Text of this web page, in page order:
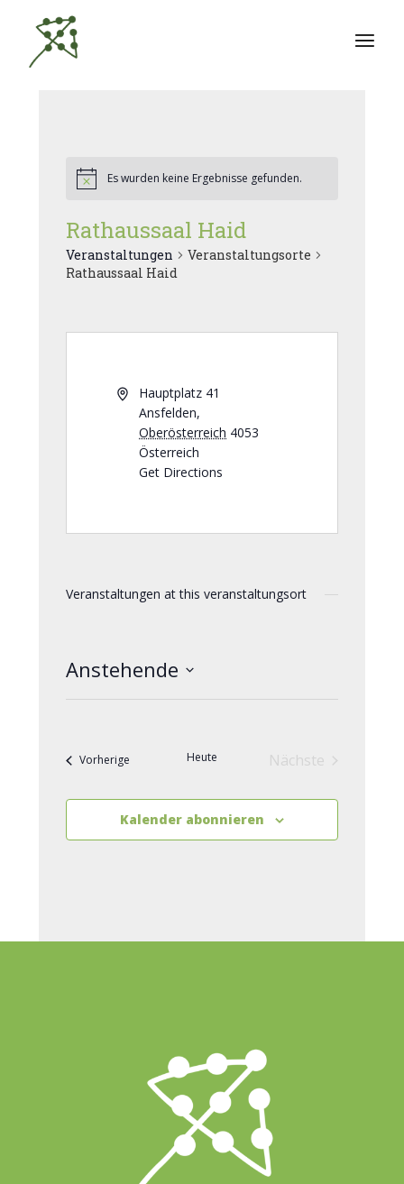
Inhalt
springen
Es wurden keine Ergebnisse gefunden.
Rathaussaal Haid
Veranstaltungen
Veranstaltungsorte
Rathaussaal Haid
Hauptplatz 41
Ansfelden,
Oberösterreich 4053
Österreich
Get Directions
Veranstaltungen at this veranstaltungsort
Anstehende
Vorherige Veranstaltungen
Heute
Nächste
Kalender abonnieren